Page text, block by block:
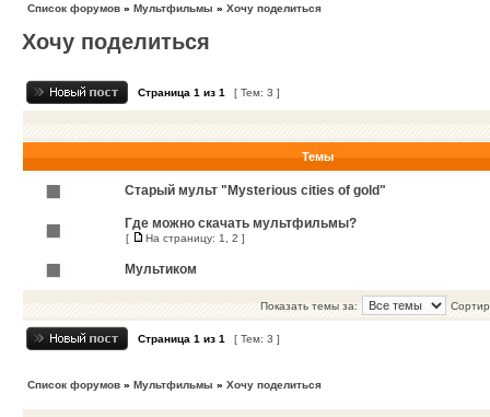
Список форумов » Мультфильмы » Хочу поделиться
Хочу поделиться
Страница 1 из 1 [ Тем: 3 ]
Темы
Cтарый мульт "Mysterious cities of gold"
Где можно скачать мультфильмы?
[ На страницу: 1 2 ]
Мультиком
Показать темы за:
Страница 1 из 1 [ Тем: 3 ]
Список форумов » Мультфильмы » Хочу поделиться